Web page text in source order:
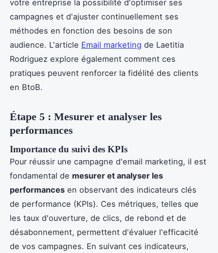
votre entreprise la possibilité d'optimiser ses
campagnes et d'ajuster continuellement ses
méthodes en fonction des besoins de son
audience. L'article Email marketing de Laetitia
Rodriguez explore également comment ces
pratiques peuvent renforcer la fidélité des clients
en BtoB.
Étape 5 : Mesurer et analyser les
performances
Importance du suivi des KPIs
Pour réussir une campagne d'email marketing, il est
fondamental de mesurer et analyser les
performances en observant des indicateurs clés
de performance (KPIs). Ces métriques, telles que
les taux d'ouverture, de clics, de rebond et de
désabonnement, permettent d'évaluer l'efficacité
de vos campagnes. En suivant ces indicateurs,